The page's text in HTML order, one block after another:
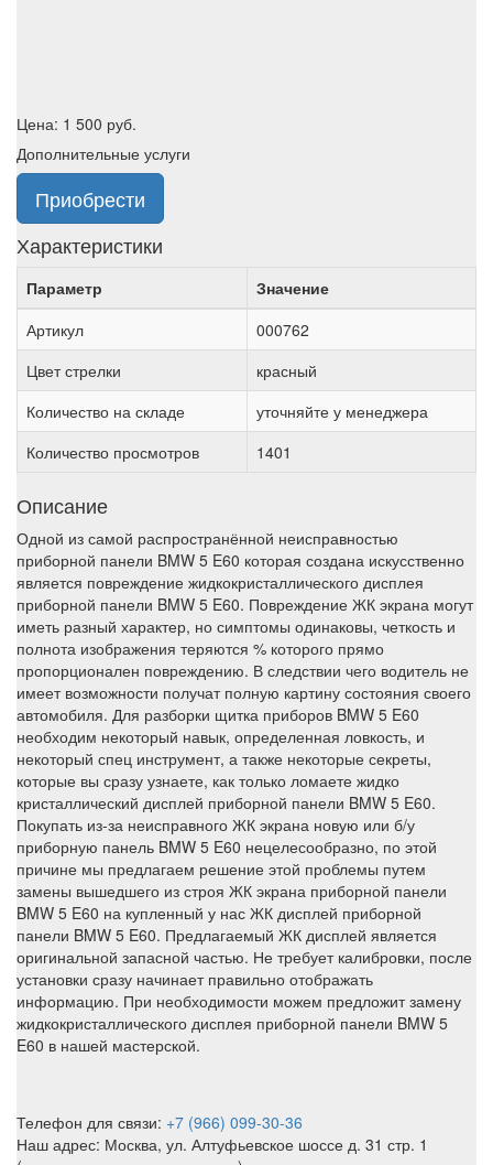
Цена: 1 500 руб.
Дополнительные услуги
Приобрести
Характеристики
Параметр
Значение
Артикул
000762
Цвет стрелки
красный
Количество на складе
уточняйте у менеджера
Количество просмотров
1401
Описание
Одной из самой распространённой неисправностью
приборной панели BMW 5 E60 которая создана искусственно
является повреждение жидкокристаллического дисплея
приборной панели BMW 5 E60. Повреждение ЖК экрана могут
иметь разный характер, но симптомы одинаковы, четкость и
полнота изображения теряются % которого прямо
пропорционален повреждению. В следствии чего водитель не
имеет возможности получат полную картину состояния своего
автомобиля. Для разборки щитка приборов BMW 5 E60
необходим некоторый навык, определенная ловкость, и
некоторый спец инструмент, а также некоторые секреты,
которые вы сразу узнаете, как только ломаете жидко
кристаллический дисплей приборной панели BMW 5 E60.
Покупать из-за неисправного ЖК экрана новую или б/у
приборную панель BMW 5 E60 нецелесообразно, по этой
причине мы предлагаем решение этой проблемы путем
замены вышедшего из строя ЖК экрана приборной панели
BMW 5 E60 на купленный у нас ЖК дисплей приборной
панели BMW 5 E60. Предлагаемый ЖК дисплей является
оригинальной запасной частью. Не требует калибровки, после
установки сразу начинает правильно отображать
информацию. При необходимости можем предложит замену
жидкокристаллического дисплея приборной панели BMW 5
E60 в нашей мастерской.
Телефон для связи: +7 (966) 099-30-36
Наш адрес: Москва, ул. Алтуфьевское шоссе д. 31 стр. 1